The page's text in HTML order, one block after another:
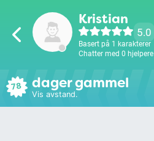
Kristian
5.0
Basert på 1 karakterer
Chatter med 0 hjelpere
78 dager gammel
Vis avstand.